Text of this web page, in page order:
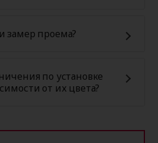
замер проема?
по установке
от их цвета?